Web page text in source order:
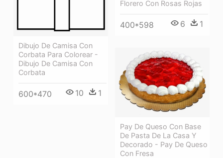
Florero Con Rosas Rojas
400*598 6 1
Dibujo De Camisa Con
Corbata Para Colorear -
Dibujo De Camisa Con
Corbata
600*470 10 1
Pay De Queso Con Base
De Pasta De La Casa Y
Decorado - Pay De Queso
Con Fresa